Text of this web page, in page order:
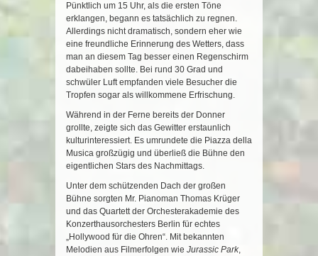
Pünktlich um 15 Uhr, als die ersten Töne
erklangen, begann es tatsächlich zu regnen.
Allerdings nicht dramatisch, sondern eher wie
eine freundliche Erinnerung des Wetters, dass
man an diesem Tag besser einen Regenschirm
dabeihaben sollte. Bei rund 30 Grad und
schwüler Luft empfanden viele Besucher die
Tropfen sogar als willkommene Erfrischung.
Während in der Ferne bereits der Donner
grollte, zeigte sich das Gewitter erstaunlich
kulturinteressiert. Es umrundete die Piazza della
Musica großzügig und überließ die Bühne den
eigentlichen Stars des Nachmittags.
Unter dem schützenden Dach der großen
Bühne sorgten Mr. Pianoman Thomas Krüger
und das Quartett der Orchesterakademie des
Konzerthausorchesters Berlin für echtes
„Hollywood für die Ohren“. Mit bekannten
Melodien aus Filmerfolgen wie Jurassic Park,